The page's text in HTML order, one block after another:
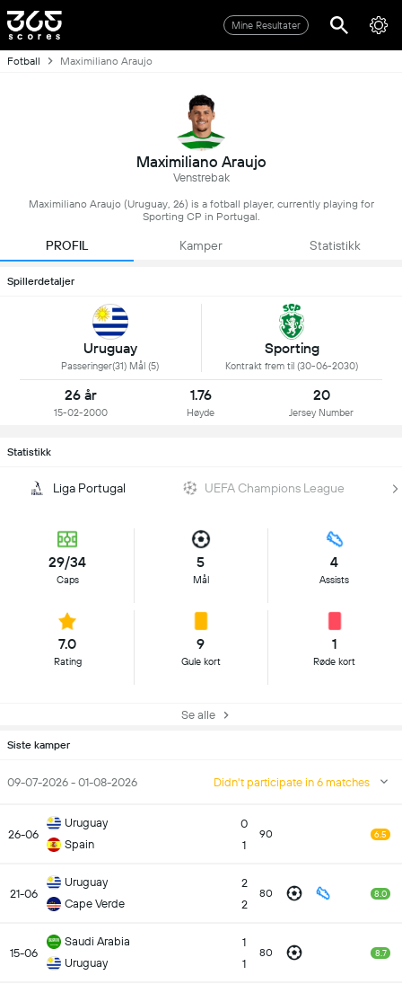
Mine Resultater
Fotball Maximiliano Araujo
Maximiliano Araujo
Venstrebak
Maximiliano Araujo (Uruguay, 26) is a fotball player, currently playing for
Sporting CP in Portugal.
PROFIL Kamper Statistikk
Spillerdetaljer
Uruguay
Passeringer(31) Mål (5)
Sporting
Kontrakt frem til (30-06-2030)
26 år
15-02-2000
1.76
Høyde
20
Jersey Number
Statistikk
Liga Portugal UEFA Champions League
29/34
Caps
5
Mål
4
Assists
7.0
Rating
9
Gule kort
1
Røde kort
Se alle
Siste kamper
09-07-2026 - 01-08-2026 Didn't participate in 6 matches
26-06
Uruguay
Spain
0
1
90 6.5
21-06
Uruguay
Cape Verde
2
2
80 8.0
15-06
Saudi Arabia
Uruguay
1
1
80 8.7